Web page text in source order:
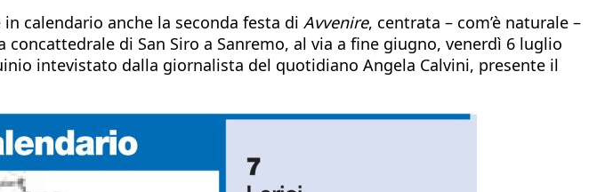
calendario anche la seconda festa di Avvenire, centrata – com’è naturale –
di San Siro a Sanremo, al via a fine giugno, venerdì 6 luglio
intevistato dalla giornalista del quotidiano Angela Calvini, presente il